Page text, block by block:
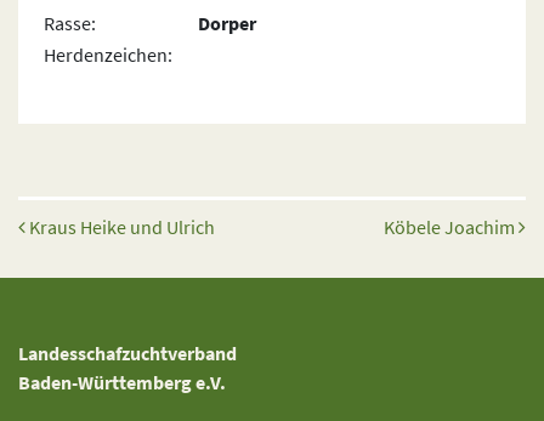
Rasse:
Dorper
Herdenzeichen:
Beitrags-Navigation
Kraus Heike und Ulrich Köbele Joachim
Landesschafzuchtverband
Baden-Württemberg e.V.